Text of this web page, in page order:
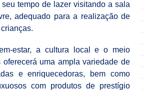
tempo de lazer visitando a sala
adequado para a realização de
estar, a cultura local e o meio
uma ampla variedade de
e enriquecedoras, bem como
com produtos de prestígio